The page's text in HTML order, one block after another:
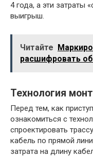
4 года, а эти затраты
выигрыш.
Читайте
расшифровать
Технология
Перед тем, как
ознакомиться с
спроектировать
кабель по прямой
затрата на длину